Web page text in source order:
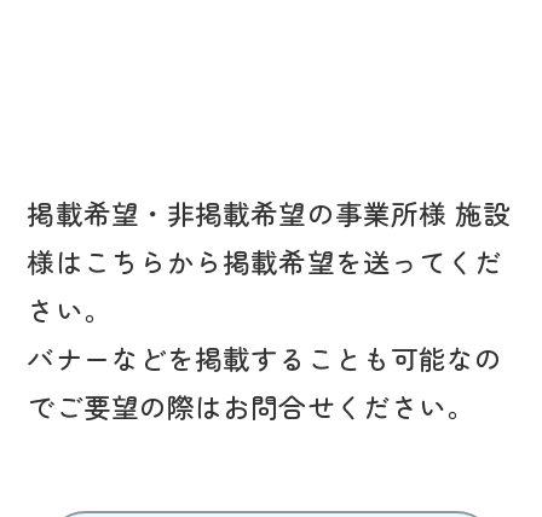
掲載希望・非掲載希望の事業所様 施設
様はこちらから掲載希望を送ってくだ
さい。
バナーなどを掲載することも可能なの
でご要望の際はお問合せください。